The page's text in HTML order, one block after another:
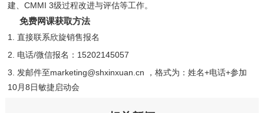
建、CMMI 3级过程改进与评估等工作。
免费网课获取方法
1. 直接联系欣旋销售报名
2. 电话/微信报名：15202145057
3. 发邮件至marketing@shxinxuan.cn ，格式为：姓名+电话+参加
10月8日敏捷启动会